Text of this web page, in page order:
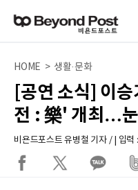
HOME > 생활·문화
[공연 소식] 이
전 : 樂' 개최…
비욘드포스트 유병철 기자 / | 입